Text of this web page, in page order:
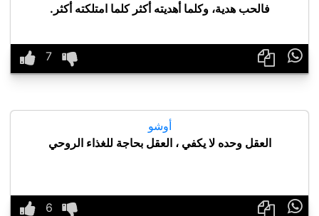
فالحب هدية، وكلما أهديته أكثر كلما امتلكته أكثر.

أوشو
العقل وحده لا يكفي ، العقل بحاجة للغذاء الروحي
